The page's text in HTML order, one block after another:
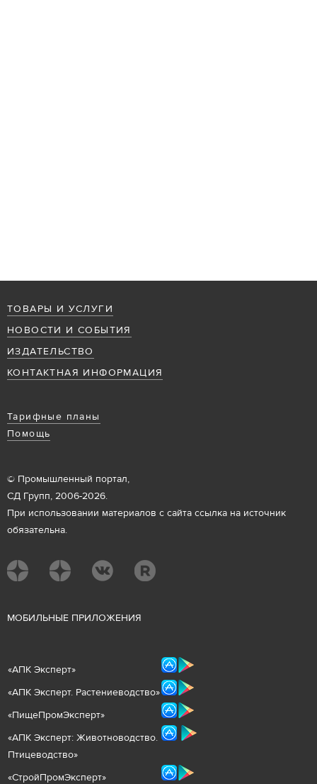
ТОВАРЫ И УСЛУГИ
НОВОСТИ И СОБЫТИЯ
ИЗДАТЕЛЬСТВО
КОНТАКТНАЯ ИНФОРМАЦИЯ
Тарифные планы
Помощь
© Промышленный портал,
СД Групп, 2006-2026.
При использовании материалов с сайта ссылка на источник
обязательна.
МОБИЛЬНЫЕ ПРИЛОЖЕНИЯ
«АПК Эксперт»
«АПК Эксперт. Растениеводство»
«ПищеПромЭксперт»
«АПК Эксперт: Животноводство.
Птицеводство»
«СтройПромЭксперт»